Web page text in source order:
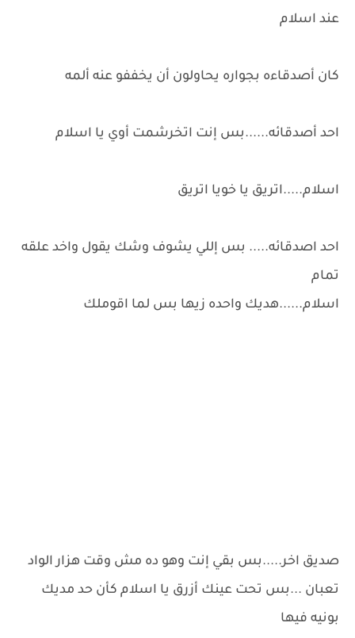
عند اسلام
كان أصدقاءه بجواره يحاولون أن يخففو عنه ألمه
احد أصدقائه......بس إنت اتخرشمت أوي يا اسلام
اسلام.....اتريق يا خويا اتريق
احد اصدقائه..... بس إللي يشوف وشك يقول واخد علقه
تمام
اسلام......هديك واحده زيها بس لما اقوملك
صديق اخر.....بس بقي إنت وهو ده مش وقت هزار الواد
تعبان ...بس تحت عينك أزرق يا اسلام كأن حد مديك
بونيه فيها